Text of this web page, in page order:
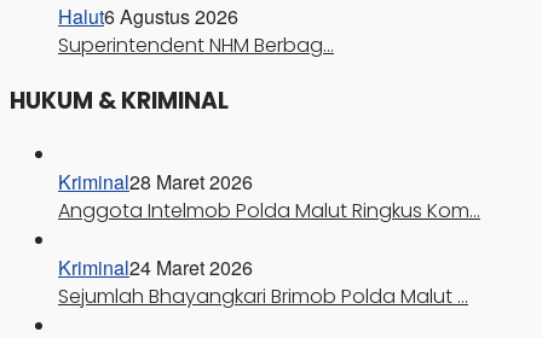
Halut6 Agustus 2026
Superintendent NHM Berbag…
HUKUM & KRIMINAL
Kriminal28 Maret 2026
Anggota Intelmob Polda Malut Ringkus Kom…
Kriminal24 Maret 2026
Sejumlah Bhayangkari Brimob Polda Malut …